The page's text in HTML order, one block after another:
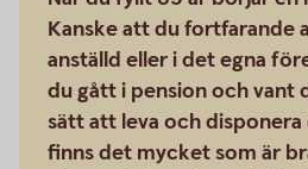
Kanske att du fortfarande
anställd eller i det egna
du gått i pension och vant
sätt att leva och
finns det mycket som är